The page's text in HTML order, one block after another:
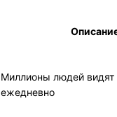
Миллионы людей видят
ежедневно